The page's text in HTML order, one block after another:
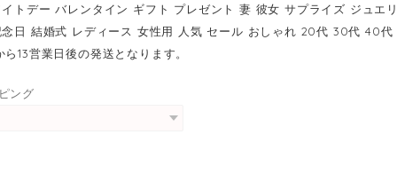
トデー バレンタイン ギフト プレゼント 妻 彼女 サプライズ ジュエ
念日 結婚式 レディース 女性用 人気 セール おしゃれ 20代 30代 40
13営業日後の発送となります。
ング